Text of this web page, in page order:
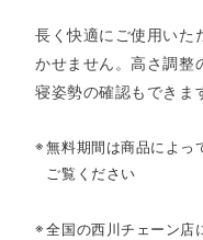
長く快適にご使用いた
かせません。高さ調整
寝姿勢の確認もできま
無料期間は商品によっ
ご覧ください​
全国の西川チェーン店